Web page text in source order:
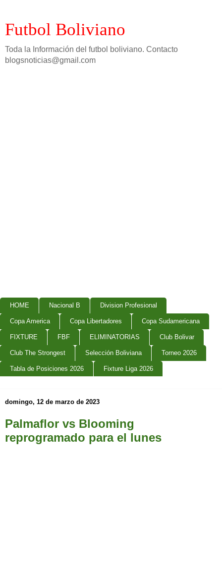
Futbol Boliviano
Toda la Información del futbol boliviano. Contacto
blogsnoticias@gmail.com
HOME Nacional B Division Profesional
Copa America Copa Libertadores Copa Sudamericana
FIXTURE FBF ELIMINATORIAS Club Bolivar
Club The Strongest Selección Boliviana Torneo 2026
Tabla de Posiciones 2026 Fixture Liga 2026
domingo, 12 de marzo de 2023
Palmaflor vs Blooming
reprogramado para el lunes